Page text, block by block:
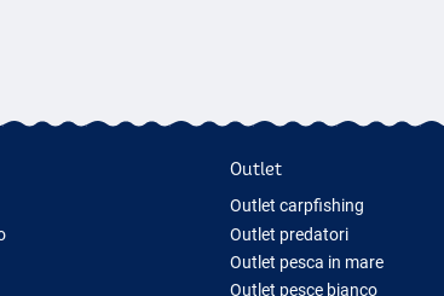
Outlet
Outlet carpfishing
Outlet predatori
Outlet pesca in mare
Outlet pesce bianco